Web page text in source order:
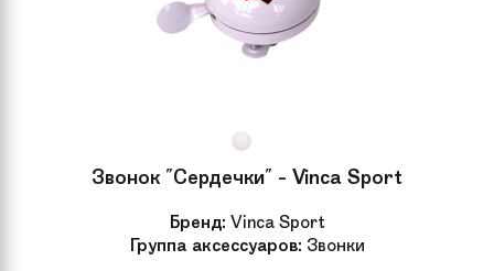
Звонок "Сердечки" - Vinca Sport
Бренд: Vinca Sport
Группа аксессуаров: Звонки